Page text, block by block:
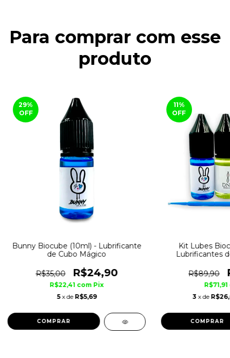
Para comprar com esse
produto
29%
OFF
Bunny Biocube (10ml) - Lubrificante
de Cubo Mágico
R$35,00 R$24,90
R$22,41 com Pix
5 x de R$5,69
11%
OFF
Kit Lubes
Lubrificantes
R$89,90
R$71,91
3 x de